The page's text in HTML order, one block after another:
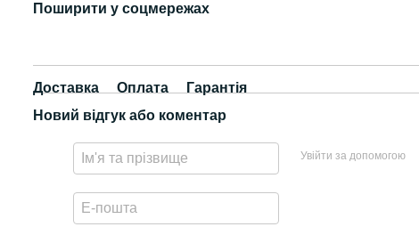
Поширити у соцмережах
Доставка Оплата
Гарантія
Новий відгук або коментар
Увійти за допомогою